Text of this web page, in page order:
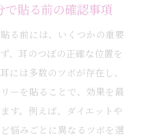
貼る前の確認事項
る前には、いくつかの重要
、耳のつぼの正確な位置を
には多数のツボが存在し、
ーを貼ることで、効果を最
す。例えば、ダイエットや
悩みごとに異なるツボを選